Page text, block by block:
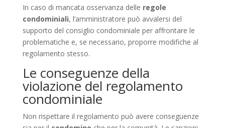
In caso di mancata osservanza delle regole
condominiali, l’amministratore può avvalersi del
supporto del consiglio condominiale per affrontare le
problematiche e, se necessario, proporre modifiche al
regolamento stesso.
Le conseguenze della
violazione del regolamento
condominiale
Non rispettare il regolamento può avere conseguenze